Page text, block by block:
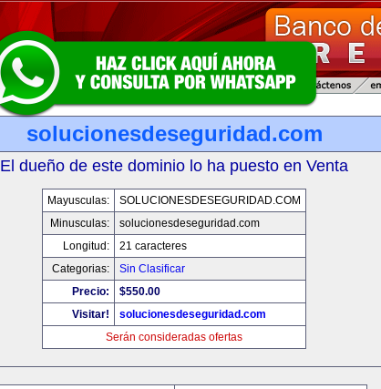
solucionesdeseguridad.com
El dueño de este dominio lo ha puesto en Venta
Mayusculas:
SOLUCIONESDESEGURIDAD.COM
Minusculas:
solucionesdeseguridad.com
Longitud:
21 caracteres
Categorias:
Sin Clasificar
Precio:
$550.00
Visitar!
solucionesdeseguridad.com
Serán consideradas ofertas